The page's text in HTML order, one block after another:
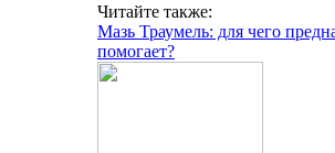
Читайте также:
Мазь Траумель: для чего
помогает?